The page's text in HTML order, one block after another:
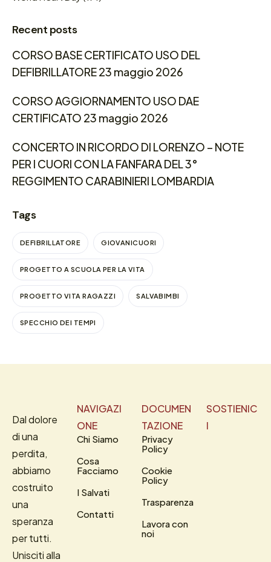
Recent posts
CORSO BASE CERTIFICATO USO DEL
DEFIBRILLATORE 23 maggio 2026
CORSO AGGIORNAMENTO USO DAE
CERTIFICATO 23 maggio 2026
CONCERTO IN RICORDO DI LORENZO – NOTE
PER I CUORI CON LA FANFARA DEL 3°
REGGIMENTO CARABINIERI LOMBARDIA
Tags
DEFIBRILLATORE GIOVANICUORI
PROGETTO A SCUOLA PER LA VITA
PROGETTO VITA RAGAZZI SALVABIMBI
SPECCHIO DEI TEMPI
Dal dolore
di una
perdita,
abbiamo
costruito
una
speranza
per tutti.
Unisciti alla
NAVIGAZI
ONE
Chi Siamo
Cosa
Facciamo
I Salvati
Contatti
DOCUMEN
TAZIONE
Privacy
Policy
Cookie
Policy
Trasparenza
Lavora con
noi
SOSTIENIC
I